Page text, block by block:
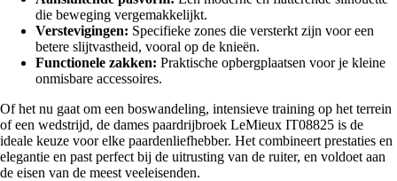
die beweging vergemakkelijkt.
Verstevigingen: Specifieke zones die versterkt zijn voor een
betere slijtvastheid, vooral op de knieën.
Functionele zakken: Praktische opbergplaatsen voor je kleine
onmisbare accessoires.
Of het nu gaat om een boswandeling, intensieve training op het terrein
of een wedstrijd, de dames paardrijbroek LeMieux IT08825 is de
ideale keuze voor elke paardenliefhebber. Het combineert prestaties en
elegantie en past perfect bij de uitrusting van de ruiter, en voldoet aan
de eisen van de meest veeleisenden.